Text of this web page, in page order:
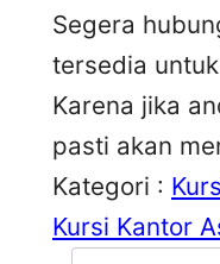
Segera
tersedia
Karena jika
pasti akan
Kategori :
Kursi Kantor